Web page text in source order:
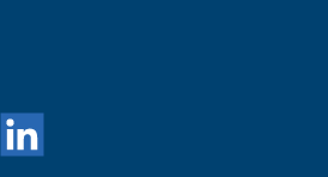
LinkedIn